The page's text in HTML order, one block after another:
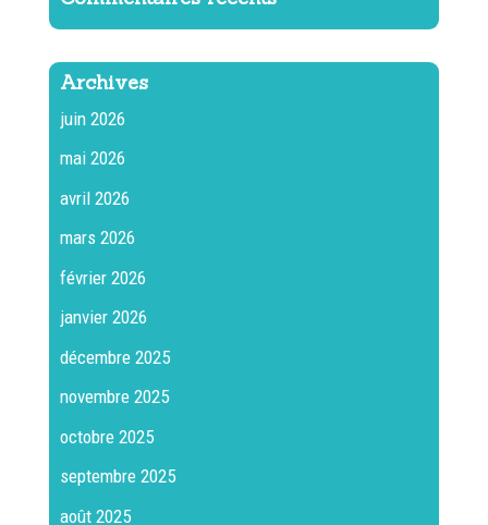
Archives
juin 2026
mai 2026
avril 2026
mars 2026
février 2026
janvier 2026
décembre 2025
novembre 2025
octobre 2025
septembre 2025
août 2025